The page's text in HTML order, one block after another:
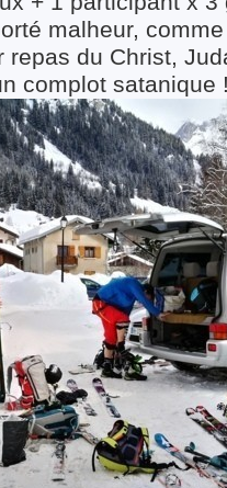
malheur,
repas du Christ,
complot